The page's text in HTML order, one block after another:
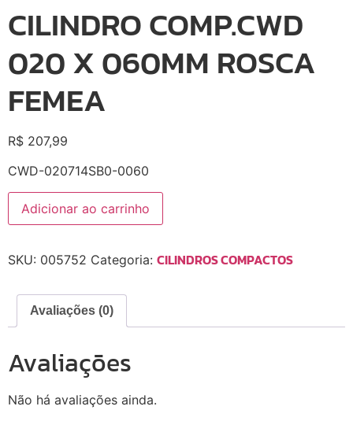
CILINDRO COMP.CWD
020 X 060MM ROSCA
FEMEA
R$ 207,99
CWD-020714SB0-0060
Adicionar ao carrinho
SKU: 005752 Categoria: CILINDROS COMPACTOS
Avaliações (0)
Avaliações
Não há avaliações ainda.